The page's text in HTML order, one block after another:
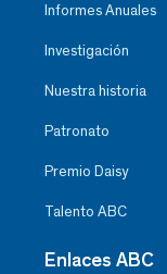
Informes Anuales
Investigación
Nuestra historia
Patronato
Premio Daisy
Talento ABC
Enlaces ABC